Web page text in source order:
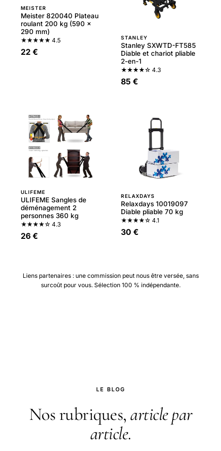
MEISTER
Meister 820040 Plateau
roulant 200 kg (590 x
290 mm)
★★★★★ 4.5
22 €
STANLEY
Stanley SXWTD-FT585
Diable et chariot pliable
2-en-1
★★★★☆ 4.3
85 €
ULIFEME
ULIFEME Sangles de
déménagement 2
personnes 360 kg
★★★★☆ 4.3
26 €
RELAXDAYS
Relaxdays 10019097
Diable pliable 70 kg
★★★★☆ 4.1
30 €
Liens partenaires : une commission peut nous être versée, sans
surcoût pour vous. Sélection 100 % indépendante.
LE BLOG
Nos rubriques, article par
article.